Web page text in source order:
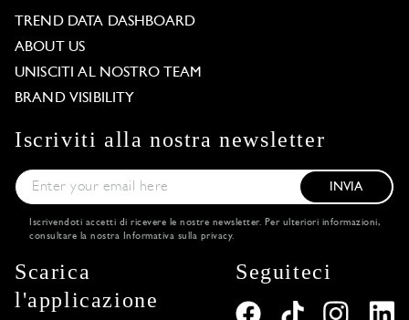
TREND DATA DASHBOARD
ABOUT US
UNISCITI AL NOSTRO TEAM
BRAND VISIBILITY
Iscriviti alla nostra newsletter
INVIA
Iscrivendoti accetti di ricevere le nostre newsletter. Per ulteriori informazioni,
consultare la nostra
Informativa sulla privacy.
Scarica
l'applicazione
Seguiteci